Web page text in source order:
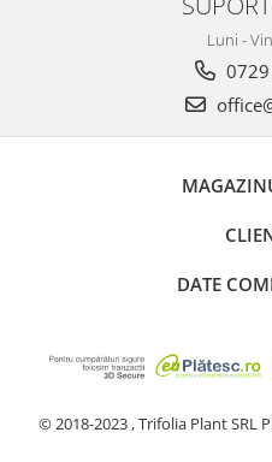
Luni -
DATE
© 2018-2023 , Trifolia Plant SRL